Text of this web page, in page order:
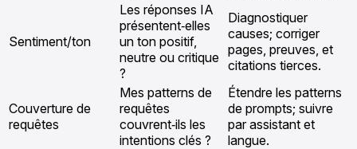
Sentiment/ton
Les réponses IA
présentent‑elles
un ton positif,
neutre ou critique
?
Diagnostiquer
causes; corriger
pages, preuves, et
citations tierces.
Couverture de
requêtes
Mes patterns de
requêtes
couvrent‑ils les
intentions clés ?
Étendre les patterns
de prompts; suivre
par assistant et
langue.